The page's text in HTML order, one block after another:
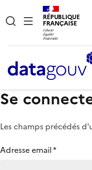
RÉPUBLIQUE
FRANÇAISE
Se
Les champs précédés
Adresse email*